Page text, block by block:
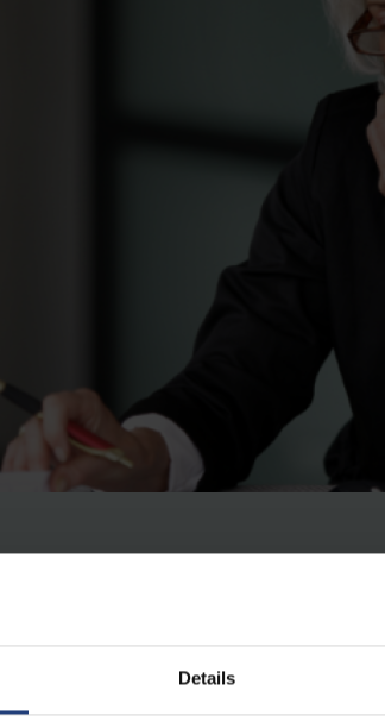
Details